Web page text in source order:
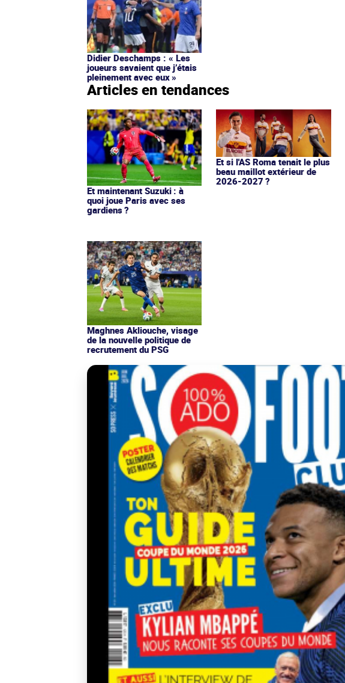
Didier Deschamps : « Les
joueurs savaient que j’étais
pleinement avec eux »
Articles en tendances
Et maintenant Suzuki : à
quoi joue Paris avec ses
gardiens ?
Et si l'AS Roma tenait le plus
beau maillot extérieur de
2026-2027 ?
Maghnes Akliouche, visage
de la nouvelle politique de
recrutement du PSG